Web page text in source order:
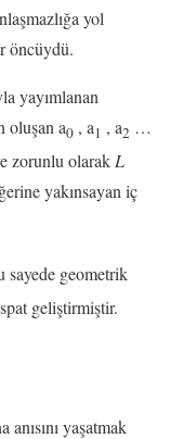
yol
öncüydü.
yayımlanan
oluşan a0 , a1 , a2 …
zorunlu olarakL
yakınsayan iç
sayede geometrik
geliştirmiştir.
yaşatmak